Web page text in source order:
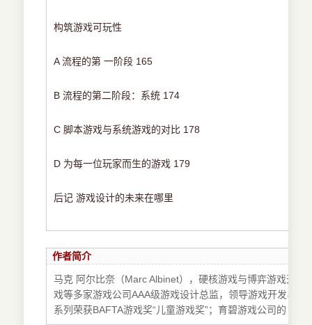
构筑游戏可玩性
A 流程的第 一阶段 165
B 流程的第二阶段：系统 174
C 脚本游戏与系统游戏的对比 178
D 为每一位玩家而生的游戏 179
后记 游戏设计的未来在哪里
作者简介
马克 阿尔比奈（Marc Albinet），硬核游戏与博弈游戏开
戏等多家游戏公司AAA级游戏设计总监，领导游戏开发与
系列荣获BAFTA游戏奖“儿童游戏奖”；育碧游戏公司的《